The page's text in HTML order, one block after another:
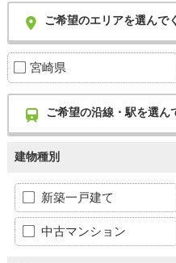
ご希望のエリアを選んで
宮崎県
ご希望の沿線・駅を選ん
建物種別
新築一戸建て
中古マンション